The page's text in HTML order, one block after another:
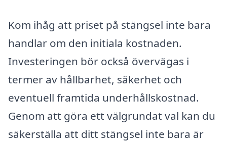
Kom ihåg att priset på stängsel inte bara
handlar om den initiala kostnaden.
Investeringen bör också övervägas i
termer av hållbarhet, säkerhet och
eventuell framtida underhållskostnad.
Genom att göra ett välgrundat val kan du
säkerställa att ditt stängsel inte bara är